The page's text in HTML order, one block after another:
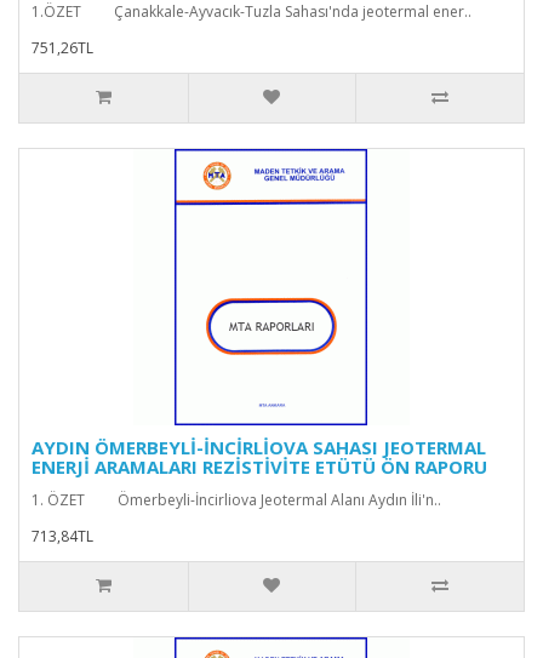
1.ÖZET Çanakkale-Ayvacık-Tuzla Sahası'nda jeotermal ener..
751,26TL
AYDIN ÖMERBEYLİ-İNCİRLİOVA SAHASI JEOTERMAL
ENERJİ ARAMALARI REZİSTİVİTE ETÜTÜ ÖN RAPORU
1. ÖZET Ömerbeyli-İncirliova Jeotermal Alanı Aydın İli'n..
713,84TL